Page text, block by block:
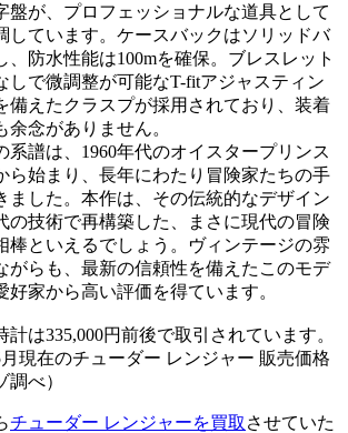
盤が、プロフェッショナルな道具として
しています。ケースバックはソリッドバ
、防水性能は100mを確保。ブレスレット
しで微調整が可能なT-fitアジャスティン
備えたクラスプが採用されており、装着
余念がありません。
系譜は、1960年代のオイスタープリンス
ら始まり、長年にわたり冒険家たちの手
ました。本作は、その伝統的なデザイン
の技術で再構築した、まさに現代の冒険
棒といえるでしょう。ヴィンテージの雰
がらも、最新の信頼性を備えたこのモデ
好家から高い評価を得ています。
計は335,000円前後で取引されています。
月現在のチューダー レンジャー 販売価格
べ）
チューダー レンジャーを買取 させていた